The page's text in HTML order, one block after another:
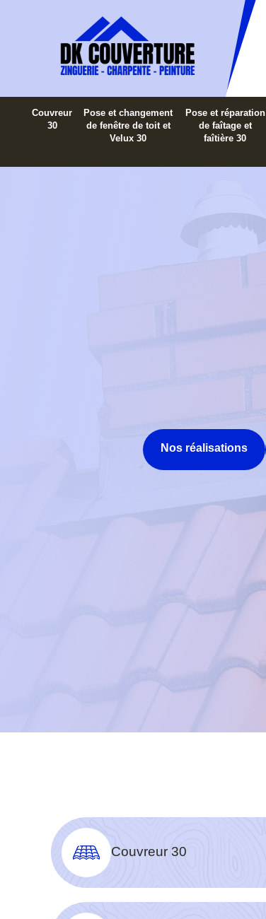
Couvreur
30
Pose et changement
de fenêtre de toit et
Velux 30
Pose et réparation
de faîtage et
faîtière 30
Nos réalisations
Couvreur 30